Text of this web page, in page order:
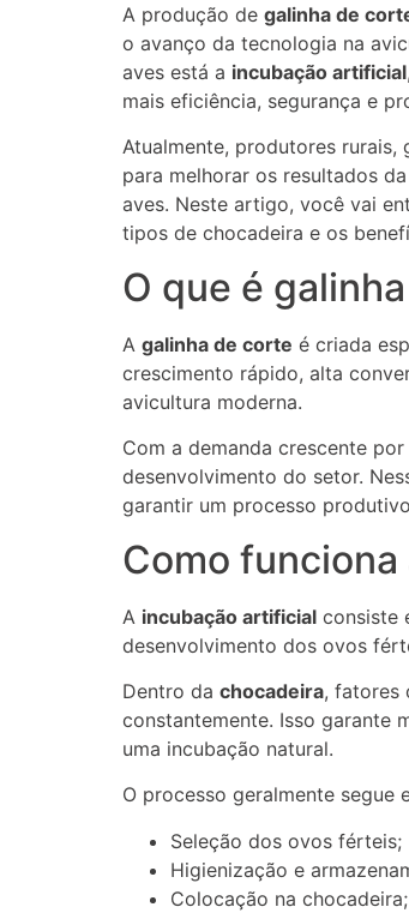
A produção de galinha de
o avanço da tecnologia na
aves está a incubação artificial
mais eficiência, segurança e
Atualmente, produtores rurais,
para melhorar os resultados
aves. Neste artigo, você vai
tipos de chocadeira e os
O que é
A galinha de corte é criada
crescimento rápido, alta
avicultura moderna.
Com a demanda crescente
desenvolvimento do setor.
garantir um processo
Como
A incubação artificial consiste
desenvolvimento dos ovos
Dentro da chocadeira, fatores
constantemente. Isso garante
uma incubação natural.
O processo geralmente segue
Seleção dos ovos férteis;
Higienização e
Colocação na chocadeira;